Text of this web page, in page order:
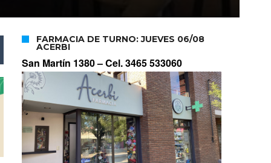
FARMACIA DE TURNO: JUEVES 06/08
ACERBI
San Martín 1380 –Cel. 3465 533060